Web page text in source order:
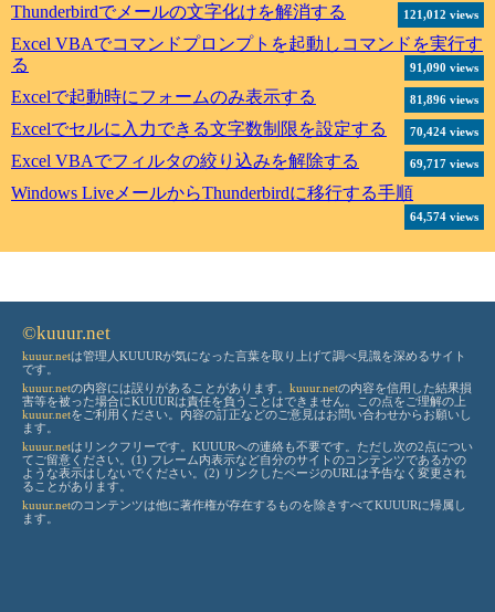
Thunderbirdでメールの文字化けを解消する 121,012 views
Excel VBAでコマンドプロンプトを起動しコマンドを実行す
る
91,090 views
Excelで起動時にフォームのみ表示する 81,896 views
Excelでセルに入力できる文字数制限を設定する 70,424 views
Excel VBAでフィルタの絞り込みを解除する 69,717 views
Windows LiveメールからThunderbirdに移行する手順
64,574 views
©kuuur.net
kuuur.netは管理人KUUURが気になった言葉を取り上げて調べ見識を深めるサイト
です。
kuuur.netの内容には誤りがあることがあります。 kuuur.netの内容を信用した結果損
害等を被った場合にKUUURは責任を負うことはできません。この点をご理解の上
kuuur.netをご利用ください。内容の訂正などのご意見はお問い合わせからお願いし
ます。
kuuur.netはリンクフリーです。KUUURへの連絡も不要です。ただし次の2点につい
てご留意ください。(1) フレーム内表示など自分のサイトのコンテンツであるかの
ような表示はしないでください。(2) リンクしたページのURLは予告なく変更され
ることがあります。
kuuur.netのコンテンツは他に著作権が存在するものを除きすべてKUUURに帰属し
ます。